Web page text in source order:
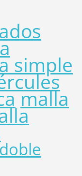
simple
malla